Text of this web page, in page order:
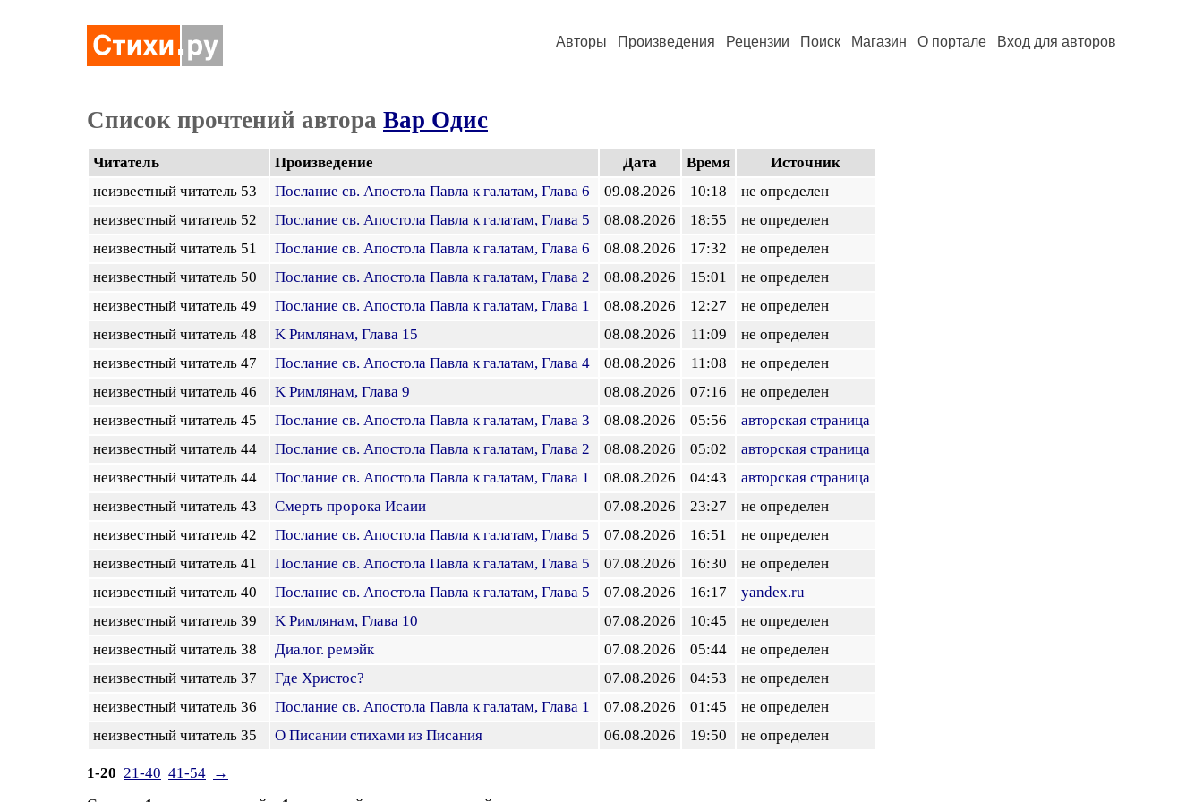
Авторы Произведения Рецензии Поиск Магазин О портале Вход для авторов
Список прочтений автора Вар Одис
Читатель Произведение Дата Время
Источник
неизвестный читатель 53
Послание св. Апостола Павла к галатам, Глава 6 09.08.2026 10:18
не определен
неизвестный читатель 52
Послание св. Апостола Павла к галатам, Глава 5 08.08.2026 18:55
не определен
неизвестный читатель 51
Послание св. Апостола Павла к галатам, Глава 6 08.08.2026 17:32
не определен
неизвестный читатель 50
Посланиe св. Апостола Павла к галатам, Глава 2 08.08.2026 15:01
не определен
неизвестный читатель 49
Послание св. Апостола Павла к галатам, Глава 1 08.08.2026 12:27
не определен
неизвестный читатель 48
K Pимлянам, Глава 15 08.08.2026 11:09
не определен
неизвестный читатель 47
Послание св. Апостола Павла к галатам, Глава 4 08.08.2026 11:08
не определен
неизвестный читатель 46
K Pимлянам, Глава 9 08.08.2026 07:16
не определен
неизвестный читатель 45
Послание св. Апостола Павла к галатам, Глава 3 08.08.2026 05:56
авторская страница
неизвестный читатель 44
Посланиe св. Апостола Павла к галатам, Глава 2 08.08.2026 05:02
авторская страница
неизвестный читатель 44
Послание св. Апостола Павла к галатам, Глава 1 08.08.2026 04:43
авторская страница
неизвестный читатель 43
Смерть пророка Исаии 07.08.2026 23:27
не определен
неизвестный читатель 42
Послание св. Апостола Павла к галатам, Глава 5 07.08.2026 16:51
не определен
неизвестный читатель 41
Послание св. Апостола Павла к галатам, Глава 5 07.08.2026 16:30
не определен
неизвестный читатель 40
Послание св. Апостола Павла к галатам, Глава 5 07.08.2026 16:17
yandex.ru
неизвестный читатель 39
K Pимлянам, Глава 10 07.08.2026 10:45
не определен
неизвестный читатель 38
Диалог. ремэйк 07.08.2026 05:44
не определен
неизвестный читатель 37
Где Христос? 07.08.2026 04:53
не определен
неизвестный читатель 36
Послание св. Апостола Павла к галатам, Глава 1 07.08.2026 01:45
не определен
неизвестный читатель 35
О Писании стихами из Писания 06.08.2026 19:50 не определен
1-20 21-40 41-54 →